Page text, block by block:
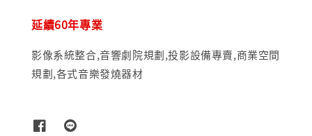
延續60年專業
影像系統整合,音響劇院規劃,投影設備專賣,商業空間
規劃,各式音樂發燒器材